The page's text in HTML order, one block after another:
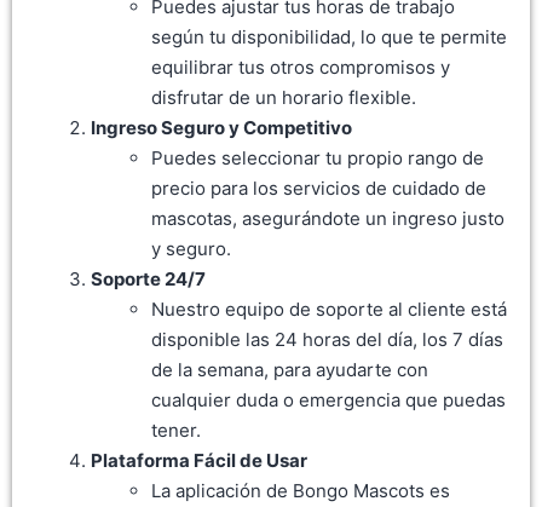
Puedes ajustar tus horas de trabajo
según tu disponibilidad, lo que te permite
equilibrar tus otros compromisos y
disfrutar de un horario flexible.
Ingreso Seguro y Competitivo
Puedes seleccionar tu propio rango de
precio para los servicios de cuidado de
mascotas, asegurándote un ingreso justo
y seguro.
Soporte 24/7
Nuestro equipo de soporte al cliente está
disponible las 24 horas del día, los 7 días
de la semana, para ayudarte con
cualquier duda o emergencia que puedas
tener.
Plataforma Fácil de Usar
La aplicación de Bongo Mascots es